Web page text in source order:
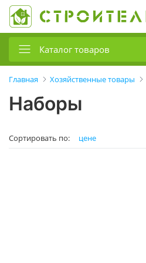
Каталог товаров
Главная Хозяйственные товары
Наборы
Сортировать по: цене